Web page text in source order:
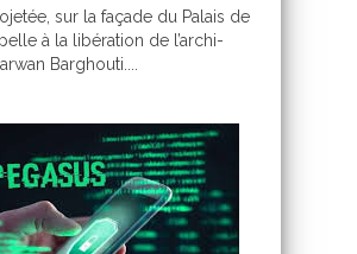
sur la façade du Palais de
à la libération de l’archi-
Barghouti....